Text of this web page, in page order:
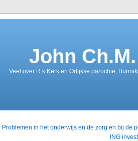
John
Veel over R.k.Kerk en Odijkse parochie,
Problemen in het onderwijs en de zorg en bij de
ING